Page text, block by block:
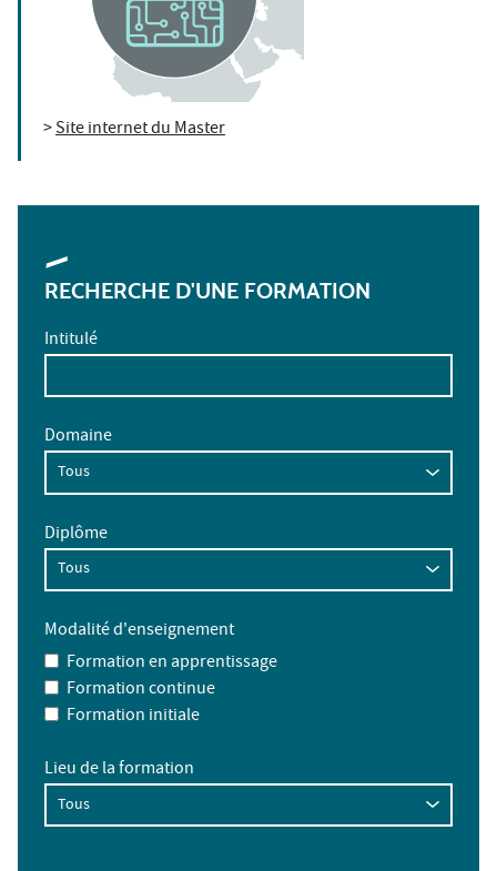
>Site internet du Master
RECHERCHE D'UNE FORMATION
Intitulé
Domaine
Diplôme
Modalité d'enseignement
Formation en apprentissage
Formation continue
Formation initiale
Lieu de la formation